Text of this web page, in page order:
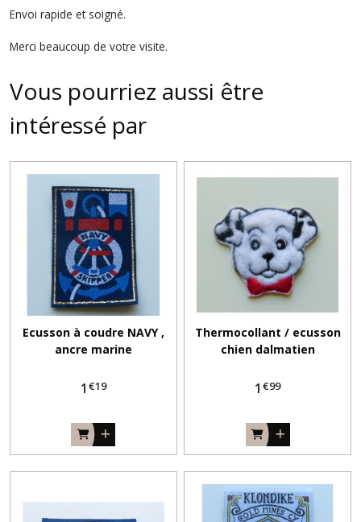
Envoi rapide et soigné.
Merci beaucoup de votre visite.
Vous pourriez aussi être
intéressé par
Ecusson à coudre NAVY ,
ancre marine
1 €19
Thermocollant / ecusson
chien dalmatien
1 €99